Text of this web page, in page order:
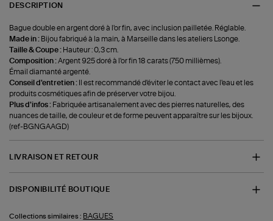
DESCRIPTION
Bague double en argent doré à l'or fin, avec inclusion pailletée. Réglable.
Made in : Bijou fabriqué à la main, à Marseille dans les ateliers Lsonge.
Taille & Coupe : Hauteur : 0,3 cm.
Composition :Argent 925 doré à l'or fin 18 carats (750 millièmes).
Émail diamanté argenté.
Conseil d'entretien :
Il est recommandé d'éviter le contact avec l'eau et les
produits cosmétiques afin de préserver votre bijou.
Plus d'infos : Fabriquée artisanalement avec des pierres naturelles, des
nuances de taille, de couleur et de forme peuvent apparaître sur les bijoux.
(ref-BGNGAAGD)
LIVRAISON ET RETOUR
DISPONIBILITÉ BOUTIQUE
Collections similaires : BAGUES